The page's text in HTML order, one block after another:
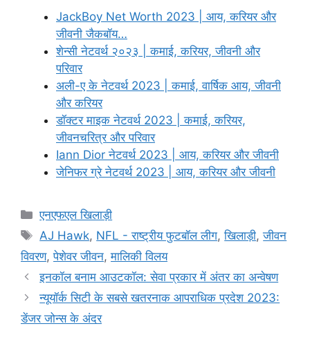
JackBoy Net Worth 2023 | आय, करियर और
जीवनी जैकबॉय…
शेन्सी नेटवर्थ २०२३ | कमाई, करियर, जीवनी और
परिवार
अली-ए के नेटवर्थ 2023 | कमाई, वार्षिक आय, जीवनी
और करियर
डॉक्टर माइक नेटवर्थ 2023 | कमाई, करियर,
जीवनचरित्र और परिवार
Iann Dior नेटवर्थ 2023 | आय, करियर और जीवनी
जेनिफर ग्रे नेटवर्थ 2023 | आय, करियर और जीवनी
Categories
एनएफएल खिलाड़ी
Tags
AJ Hawk, NFL - राष्ट्रीय फुटबॉल लीग,खिलाड़ी,जीवन
विवरण,पेशेवर जीवन,मालिकी विलय
इनकॉल बनाम आउटकॉल: सेवा प्रकार में अंतर का अन्वेषण
न्यूयॉर्क सिटी के सबसे खतरनाक आपराधिक प्रदेश 2023:
डेंजर जोन्स के अंदर